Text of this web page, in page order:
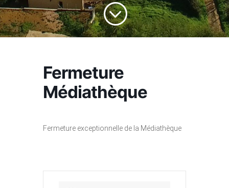
;
Fermeture
Médiathèque
Fermeture exceptionnelle de la Médiathèque